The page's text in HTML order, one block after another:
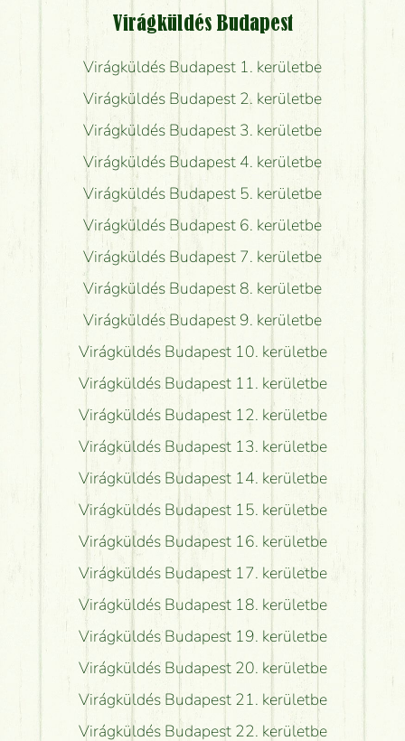
Virágküldés Budapest
Virágküldés Budapest 1. kerületbe
Virágküldés Budapest 2. kerületbe
Virágküldés Budapest 3. kerületbe
Virágküldés Budapest 4. kerületbe
Virágküldés Budapest 5. kerületbe
Virágküldés Budapest 6. kerületbe
Virágküldés Budapest 7. kerületbe
Virágküldés Budapest 8. kerületbe
Virágküldés Budapest 9. kerületbe
Virágküldés Budapest 10. kerületbe
Virágküldés Budapest 11. kerületbe
Virágküldés Budapest 12. kerületbe
Virágküldés Budapest 13. kerületbe
Virágküldés Budapest 14. kerületbe
Virágküldés Budapest 15. kerületbe
Virágküldés Budapest 16. kerületbe
Virágküldés Budapest 17. kerületbe
Virágküldés Budapest 18. kerületbe
Virágküldés Budapest 19. kerületbe
Virágküldés Budapest 20. kerületbe
Virágküldés Budapest 21. kerületbe
Virágküldés Budapest 22. kerületbe